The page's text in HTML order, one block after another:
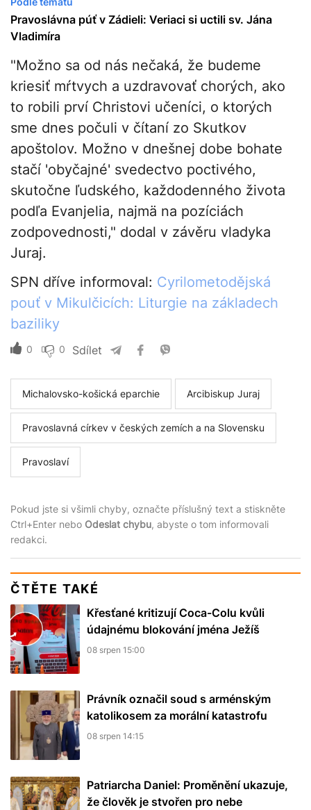
Pravoslávna púť v Zádieli: Veriaci si uctili sv. Jána
Vladimíra
"Možno sa od nás nečaká, že budeme
kriesiť mŕtvych a uzdravovať chorých, ako
to robili prví Christovi učeníci, o ktorých
sme dnes počuli v čítaní zo Skutkov
apoštolov. Možno v dnešnej dobe bohate
stačí 'obyčajné' svedectvo poctivého,
skutočne ľudského, každodenného života
podľa Evanjelia, najmä na pozíciách
zodpovednosti," dodal v závěru vladyka
Juraj.
SPN dříve informoval: Cyrilometodějská
pouť v Mikulčicích: Liturgie na základech
baziliky
0 0 Sdílet
Michalovsko-košická eparchie Arcibiskup Juraj
Pravoslavná církev v českých zemích a na Slovensku
Pravoslaví
Pokud jste si všimli chyby, označte příslušný text a stiskněte
Ctrl+Enter nebo Odeslat chybu, abyste o tom informovali
redakci.
ČTĚTE TAKÉ
Křesťané kritizují Coca-Colu kvůli
údajnému blokování jména Ježíš
08 srpen 15:00
Právník označil soud s arménským
katolikosem za morální katastrofu
08 srpen 14:15
Patriarcha Daniel: Proměnění ukazuje,
že člověk je stvořen pro nebe